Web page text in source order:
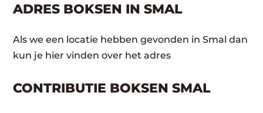
ADRES BOKSEN IN SMAL
Als we een locatie hebben gevonden in Smal dan
kun je hier vinden over het adres
CONTRIBUTIE BOKSEN SMAL